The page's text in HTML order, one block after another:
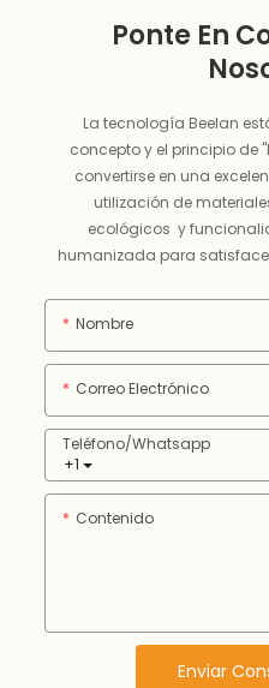
Ponte En
La tecnología Beelan
concepto y el principio de
convertirse en una
utilización de
ecológicos y
humanizada para
Nombre
Correo Electrónico
+1
Teléfono/whatsapp
Contenido
Enviar